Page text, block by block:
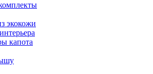
экокожи
капота